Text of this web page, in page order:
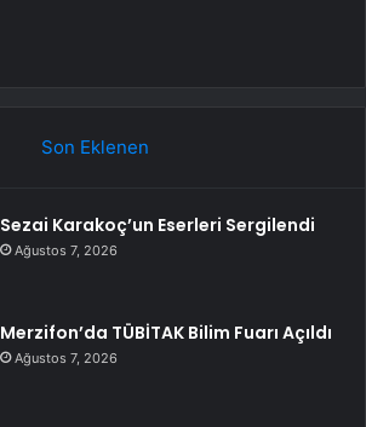
Son Eklenen
Sezai Karakoç’un Eserleri Sergilendi
Ağustos 7, 2026
Merzifon’da TÜBİTAK Bilim Fuarı Açıldı
Ağustos 7, 2026